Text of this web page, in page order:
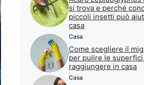
si trova e perché
piccoli insetti può
casa
Casa
Come scegliere il
per pulire le
raggiungere in casa
Casa